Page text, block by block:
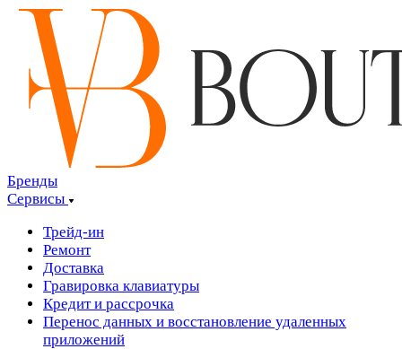
Бренды
Сервисы
Трейд-ин
Ремонт
Доставка
Гравировка клавиатуры
Кредит и рассрочка
Перенос данных и восстановление удаленных
приложений